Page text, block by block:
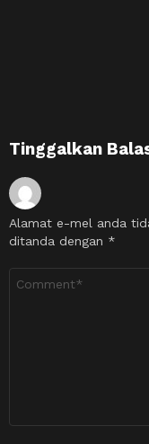
Tinggalkan
Alamat e-mel anda
ditanda dengan *